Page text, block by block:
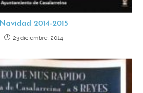
Navidad 2014-2015
23 diciembre, 2014